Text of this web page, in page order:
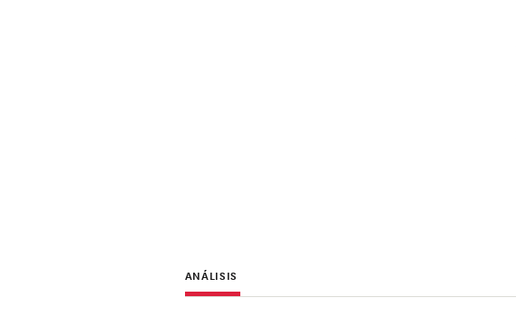
ANÁLISIS